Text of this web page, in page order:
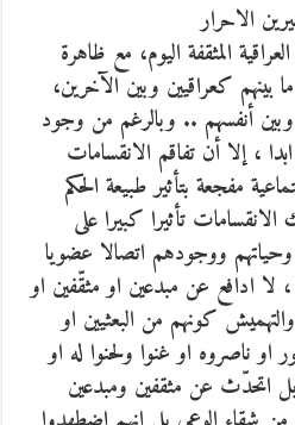
الاحرار
المثقفة اليوم، مع ظاهرة
بينهم كعراقيين وبين الآخرين،
أنفسهم .. وبالرغم من وجود
، إلا أن تفاقم الانقسامات
مفجعة بتأثير طبيعة الحكم
تأثيرا كبيرا على
وحياتهم ووجودهم اتصالا عضويا
لا ادافع عن مبدعين او مثقّفين او
كونهم من البعثيين او
او ناصروه او غنوا ولحنوا له او
اتحدّث عن مثقفين ومبدعين